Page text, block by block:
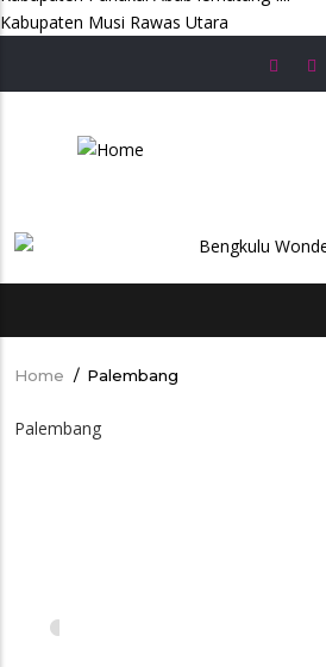
Kabupaten Musi Rawas Utara
Breadcrumb
Home / Palembang
Palembang
•